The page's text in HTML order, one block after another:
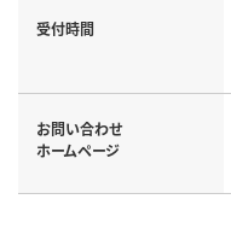
受付時間
お問い合わせ
ホームページ